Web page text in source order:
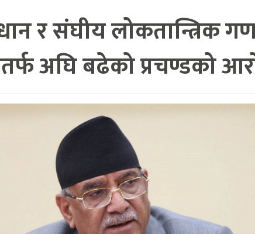
र संघीय लोकतान्त्रिक
अघि बढेको प्रचण्डको